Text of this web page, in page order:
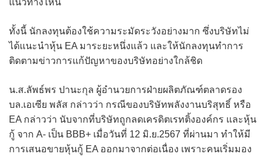
ทั้งนี้ นักลงทุนต้องใช้ความระมัดระวังอย่างมาก ซึ่งบริษัทไม่
ได้แนะนำหุ้น EA มาระยะหนึ่งแล้ว และให้นักลงทุนทำการ
ติดตามข่าวการแก้ปัญหาของบริษัทอย่างใกล้ชิด
น.ส.ลัพธ์พร ปานะกุล ผู้อำนวยการฝ่ายผลิตภัณฑ์ตลาดรอง
บล.เอเซีย พลัส กล่าวว่า กรณีของบริษัทพลังงานบริสุทธิ์ หรือ
EA กล่าวว่า นับจากที่บริษัทถูกลดเครดิตเรทติ้งองค์กร และหุ้น
กู้ จาก A- เป็น BBB+ เมื่อวันที่ 12 มิ.ย.2567 ที่ผ่านมา ทำให้มี
การเสนอขายหุ้นกู้ EA ออกมาจากต่อเนื่อง เพราะคนเริ่มมอง